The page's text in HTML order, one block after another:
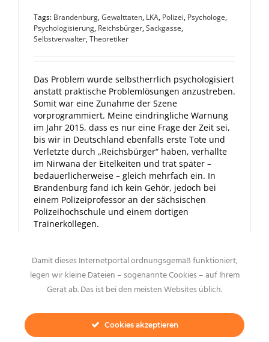
Tags: Brandenburg,Gewalttaten, LKA, Polizei, Psychologe,
Psychologisierung, Reichsbürger,Sackgasse,
Selbstverwalter,Theoretiker
Das Problem wurde selbstherrlich psychologisiert
anstatt praktische Problemlösungen anzustreben.
Somit war eine Zunahme der Szene
vorprogrammiert. Meine eindringliche Warnung
im Jahr 2015, dass es nur eine Frage der Zeit sei,
bis wir in Deutschland ebenfalls erste Tote und
Verletzte durch „Reichsbürger“ haben, verhallte
im Nirwana der Eitelkeiten und trat später –
bedauerlicherweise – gleich mehrfach ein. In
Brandenburg fand ich kein Gehör, jedoch bei
einem Polizeiprofessor an der sächsischen
Polizeihochschule und einem dortigen
Trainerkollegen.
Damit dieses Internetportal ordnungsgemäß funktioniert,
legen wir kleine Dateien – sogenannte Cookies – auf Ihrem
Gerät ab. Das ist bei den meisten Websites üblich.
Cookies akzeptieren